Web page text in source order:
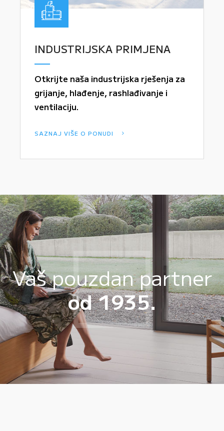
INDUSTRIJSKA PRIMJENA
Otkrijte naša industrijska rješenja za
grijanje, hlađenje, rashlađivanje i
ventilaciju.
SAZNAJ VIŠE O PONUDI
Vaš pouzdan partner
od 1935.